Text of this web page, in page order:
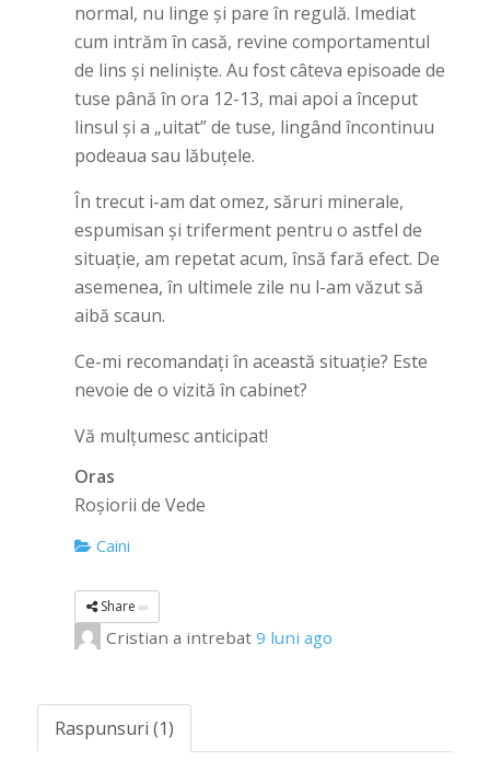
normal, nu linge și pare în regulă. Imediat
cum intrăm în casă, revine comportamentul
de lins și neliniște. Au fost câteva episoade de
tuse până în ora 12-13, mai apoi a început
linsul și a „uitat” de tuse, lingând încontinuu
podeaua sau lăbuțele.
În trecut i-am dat omez, săruri minerale,
espumisan și triferment pentru o astfel de
situație, am repetat acum, însă fară efect. De
asemenea, în ultimele zile nu l-am văzut să
aibă scaun.
Ce-mi recomandați în această situație? Este
nevoie de o vizită în cabinet?
Vă mulțumesc anticipat!
Oras
Roșiorii de Vede
Caini
Share
Cristian a intrebat 9 luni ago
Raspunsuri (1)